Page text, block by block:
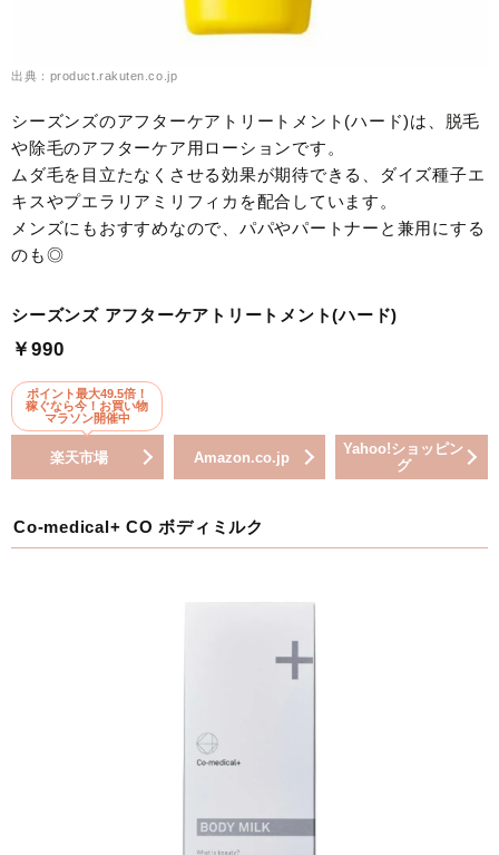
出典：product.rakuten.co.jp
シーズンズのアフターケアトリートメント(ハード)は、脱毛
や除毛のアフターケア用ローションです。
ムダ毛を目立たなくさせる効果が期待できる、ダイズ種子エ
キスやプエラリアミリフィカを配合しています。
メンズにもおすすめなので、パパやパートナーと兼用にする
のも◎
シーズンズ アフターケアトリートメント(ハード)
￥990
ポイント最大49.5倍！
稼ぐなら今！お買い物
マラソン開催中
楽天市場 Amazon.co.jp
Yahoo!ショッピン
グ
Co-medical+ CO ボディミルク